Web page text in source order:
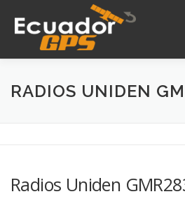
contenido
INICIO NOSOTROS
RADIOS UNIDEN
Radios Uniden